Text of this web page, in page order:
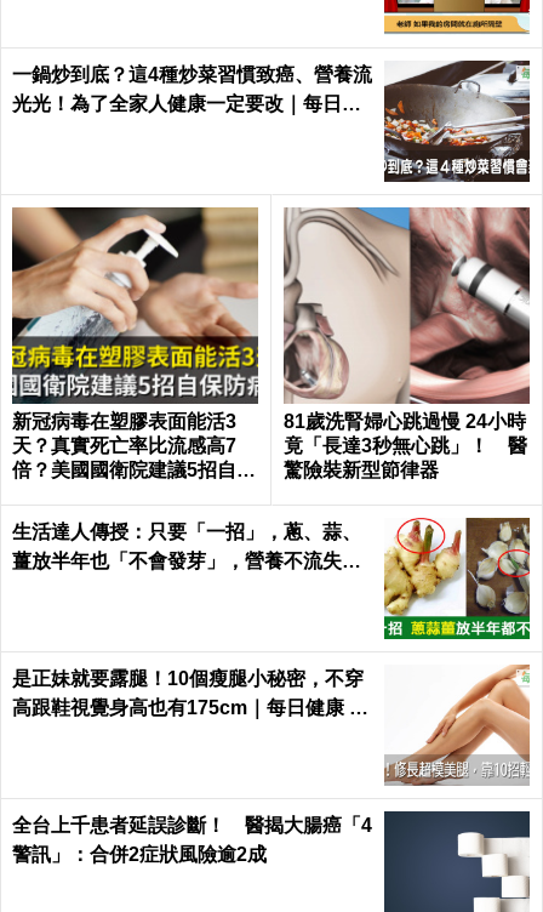
一鍋炒到底？這4種炒菜習慣致癌、營養流
光光！為了全家人健康一定要改｜每日健
新冠病毒在塑膠表面能活3
天？真實死亡率比流感高7
倍？美國國衛院建議5招自保
81歲洗腎婦心跳過慢 24小時
竟「長達3秒無心跳」！ 醫
驚險裝新型節律器
生活達人傳授：只要「一招」，蔥、蒜、
薑放半年也「不會發芽」，營養不流失！
是正妹就要露腿！10個瘦腿小秘密，不穿
高跟鞋視覺身高也有175cm｜每日健康 H
全台上千患者延誤診斷！ 醫揭大腸癌「4
警訊」：合併2症狀風險逾2成